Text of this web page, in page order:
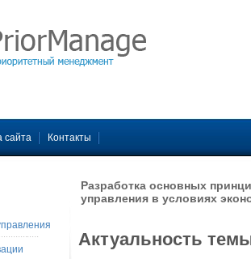
сайта Контакты
Разработка основных
управления в условиях
Актуальность